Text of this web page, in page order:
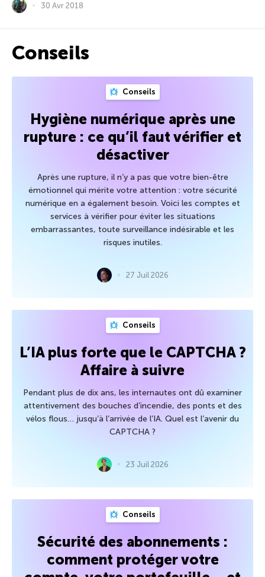
30 Avr 2018
Conseils
Conseils
Hygiène numérique après une
rupture : ce qu’il faut vérifier et
désactiver
Après une rupture, il n’y a pas que votre bien-être
émotionnel qui mérite votre attention : votre sécurité
numérique en a également besoin. Voici les comptes et
services à vérifier pour éviter les situations
embarrassantes, toute surveillance indésirable et les
risques inutiles.
27 Juil 2026
Conseils
L’IA plus forte que le CAPTCHA ?
Affaire à suivre
Pendant plus de dix ans, les internautes ont dû examiner
attentivement des bouches d’incendie, des ponts et des
vélos flous… jusqu’à l’arrivée de l’IA. Quel est l’avenir du
CAPTCHA ?
23 Juil 2026
Conseils
Sécurité des abonnements :
comment protéger votre